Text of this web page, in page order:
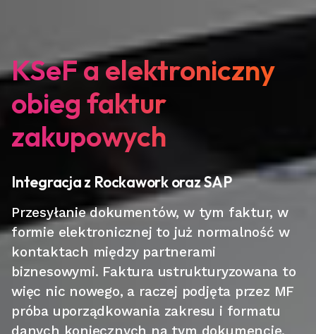
KSeF a elektroniczny
obieg faktur
zakupowych
Integracja z Rockawork oraz SAP
Przesyłanie dokumentów, w tym faktur, w
formie elektronicznej to już normalność w
kontaktach między partnerami
biznesowymi. Faktura ustrukturyzowana to
więc nic nowego, a raczej podjęta przez MF
próba uporządkowania zakresu i formatu